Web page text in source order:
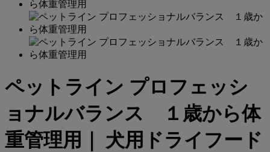
ペットライン プロフェッシ
ョナルバランス １歳から体
重管理用｜ 犬用ドライフード